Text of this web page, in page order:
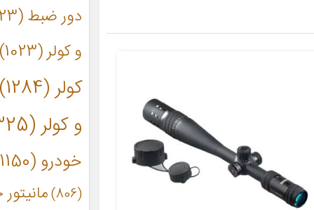
دور ضبط(1023)
و کولر(1023)
کولر(1284)
و کولر(1325)
خودرو(1150)
(806)